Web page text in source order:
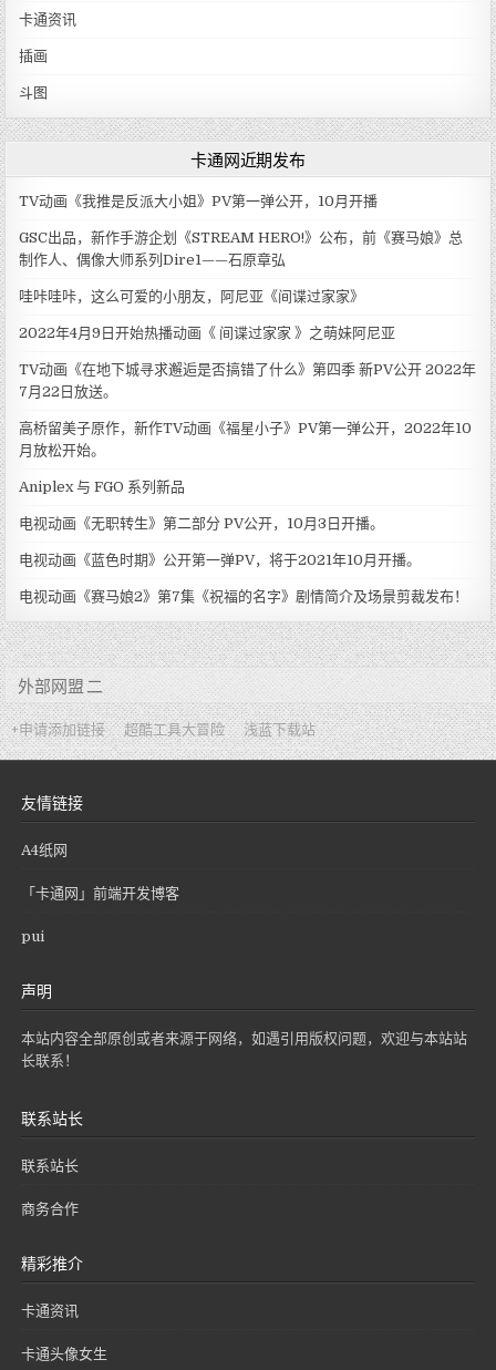
卡通资讯
插画
斗图
卡通网近期发布
TV动画《我推是反派大小姐》PV第一弹公开，10月开播
GSC出品，新作手游企划《STREAM HERO!》公布，前《赛马娘》总
制作人、偶像大师系列Dire1——石原章弘
哇咔哇咔，这么可爱的小朋友，阿尼亚《间谍过家家》
2022年4月9日开始热播动画《 间谍过家家 》之萌妹阿尼亚
TV动画《在地下城寻求邂逅是否搞错了什么》第四季 新PV公开 2022年
7月22日放送。
高桥留美子原作，新作TV动画《福星小子》PV第一弹公开，2022年10
月放松开始。
Aniplex 与 FGO 系列新品
电视动画《无职转生》第二部分 PV公开，10月3日开播。
电视动画《蓝色时期》公开第一弹PV，将于2021年10月开播。
电视动画《赛马娘2》第7集《祝福的名字》剧情简介及场景剪裁发布！
外部网盟 二
+申请添加链接 超酷工具大冒险 浅蓝下载站
友情链接
A4纸网
「卡通网」前端开发博客
pui
声明
本站内容全部原创或者来源于网络，如遇引用版权问题，欢迎与本站站
长联系！
联系站长
联系站长
商务合作
精彩推介
卡通资讯
卡通头像女生